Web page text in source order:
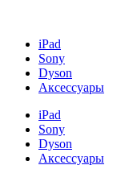
iPad
Sony
Dyson
Аксессуары
iPad
Sony
Dyson
Аксессуары